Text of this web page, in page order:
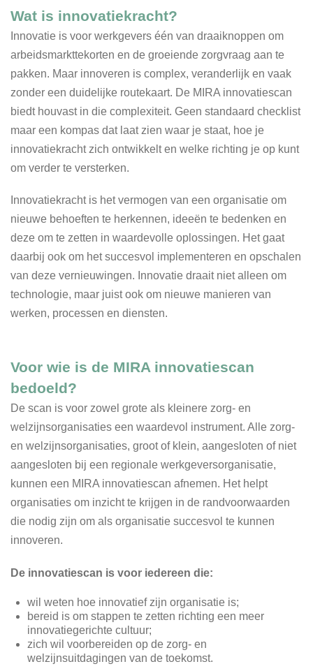
Wat is innovatiekracht?
Innovatie is voor werkgevers één van draaiknoppen om
arbeidsmarkttekorten en de groeiende zorgvraag aan te
pakken. Maar innoveren is complex, veranderlijk en vaak
zonder een duidelijke routekaart. De MIRA innovatiescan
biedt houvast in die complexiteit. Geen standaard checklist
maar een kompas dat laat zien waar je staat, hoe je
innovatiekracht zich ontwikkelt en welke richting je op kunt
om verder te versterken.
Innovatiekracht is het vermogen van een organisatie om
nieuwe behoeften te herkennen, ideeën te bedenken en
deze om te zetten in waardevolle oplossingen. Het gaat
daarbij ook om het succesvol implementeren en opschalen
van deze vernieuwingen. Innovatie draait niet alleen om
technologie, maar juist ook om nieuwe manieren van
werken, processen en diensten.
Voor wie is de MIRA innovatiescan
bedoeld?
De scan is voor zowel grote als kleinere zorg- en
welzijnsorganisaties een waardevol instrument. Alle zorg-
en welzijnsorganisaties, groot of klein, aangesloten of niet
aangesloten bij een regionale werkgeversorganisatie,
kunnen een MIRA innovatiescan afnemen. Het helpt
organisaties om inzicht te krijgen in de randvoorwaarden
die nodig zijn om als organisatie succesvol te kunnen
innoveren.
De innovatiescan is voor iedereen die:
wil weten hoe innovatief zijn organisatie is;
bereid is om stappen te zetten richting een meer
innovatiegerichte cultuur;
zich wil voorbereiden op de zorg- en
welzijnsuitdagingen van de toekomst.